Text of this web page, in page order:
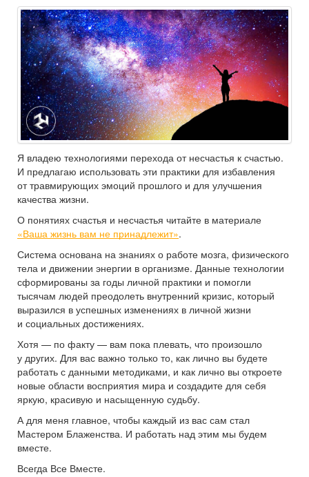
Я владею технологиями перехода от несчастья к счастью.
И предлагаю использовать эти практики для избавления
от травмирующих эмоций прошлого и для улучшения
качества жизни.
О понятиях счастья и несчастья читайте в материале
«Ваша жизнь вам не принадлежит».
Система основана на знаниях о работе мозга, физического
тела и движении энергии в организме. Данные технологии
сформированы за годы личной практики и помогли
тысячам людей преодолеть внутренний кризис, который
выразился в успешных изменениях в личной жизни
и социальных достижениях.
Хотя — по факту — вам пока плевать, что произошло
у других. Для вас важно только то, как лично вы будете
работать с данными методиками, и как лично вы откроете
новые области восприятия мира и создадите для себя
яркую, красивую и насыщенную судьбу.
А для меня главное, чтобы каждый из вас сам стал
Мастером Блаженства. И работать над этим мы будем
вместе.
Всегда Все Вместе.